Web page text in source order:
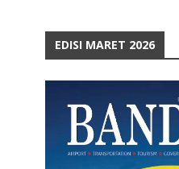
EDISI MARET 2026